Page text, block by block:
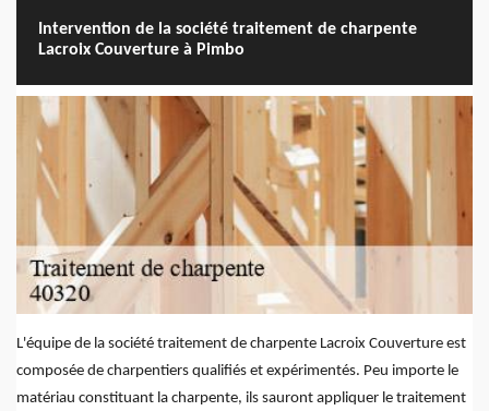
Intervention de la société traitement de charpente
Lacroix Couverture à Pimbo
L'équipe de la société traitement de charpente Lacroix Couverture est
composée de charpentiers qualifiés et expérimentés. Peu importe le
matériau constituant la charpente, ils sauront appliquer le traitement